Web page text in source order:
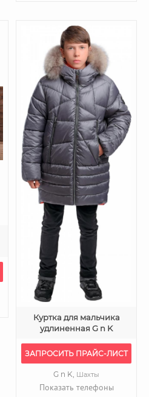
Куртка для мальчика
удлиненная G n K
ЗАПРОСИТЬ ПРАЙС-ЛИСТ
G n K, Шахты
Показать телефоны